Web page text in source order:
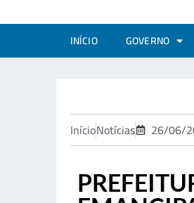
INÍCIO GOVERNO
InícioNotícias 26/06/